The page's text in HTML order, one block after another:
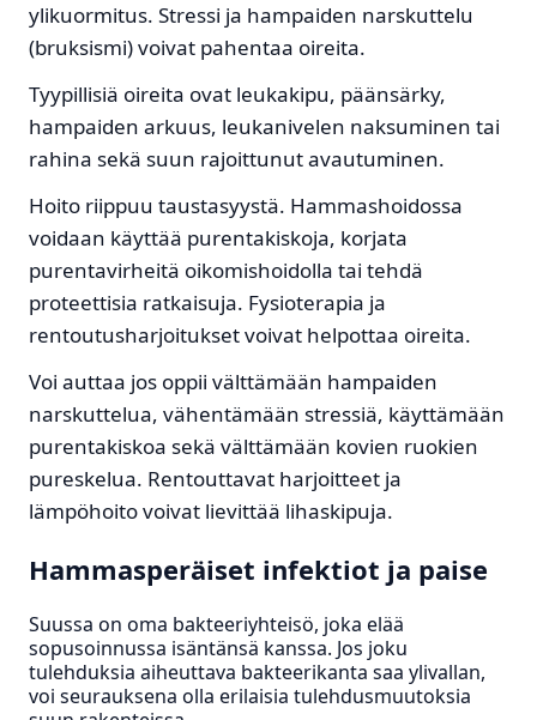
ylikuormitus. Stressi ja hampaiden narskuttelu
(bruksismi) voivat pahentaa oireita.
Tyypillisiä oireita ovat leukakipu, päänsärky,
hampaiden arkuus, leukanivelen naksuminen tai
rahina sekä suun rajoittunut avautuminen.
Hoito riippuu taustasyystä. Hammashoidossa
voidaan käyttää purentakiskoja, korjata
purentavirheitä oikomishoidolla tai tehdä
proteettisia ratkaisuja. Fysioterapia ja
rentoutusharjoitukset voivat helpottaa oireita.
Voi auttaa jos oppii välttämään hampaiden
narskuttelua, vähentämään stressiä, käyttämään
purentakiskoa sekä välttämään kovien ruokien
pureskelua. Rentouttavat harjoitteet ja
lämpöhoito voivat lievittää lihaskipuja.
Hammasperäiset infektiot ja paise
Suussa on oma bakteeriyhteisö, joka elää
sopusoinnussa isäntänsä kanssa. Jos joku
tulehduksia aiheuttava bakteerikanta saa ylivallan,
voi seurauksena olla erilaisia tulehdusmuutoksia